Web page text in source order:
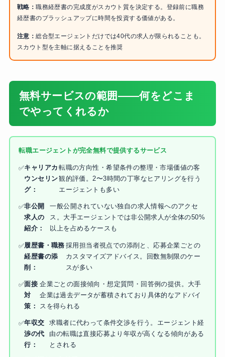
戦略：職務経歴書の完成度がスカウト質を決定する。登録前に職務
経歴書のブラッシュアップに時間を投資する価値がある。
注意：総合型エージェントだけでは40代の求人が限られることも。
スカウト型を主軸に据えることを推奨
無料サービスの範囲——何をどこま
でやってくれるか
転職エージェントが完全無料で提供するサービス
キャリアカ
ウンセリン
グ：
転職の方向性・希望条件の整理・市場価値の客
観的評価。2〜3時間の丁寧なヒアリングを行う
エージェントも多い
非公開
求人の
紹介：
一般公開されていない独自の求人情報へのアクセ
ス。大手エージェントでは非公開求人が全体の50%
以上を占めるケースも
履歴書・職務
経歴書の添
削：
採用担当者視点での添削と、応募企業ごとの
カスタマイズアドバイス。回数無制限のケー
スが多い
面接
対
策：
企業ごとの面接傾向・想定質問・回答例の提供。大手
企業は過去データが蓄積されており具体的なアドバイ
スを得られる
年収交
渉の代
行：
求職者に代わって条件交渉を行う。エージェント経
由の転職は直接応募より年収が高くなる傾向がある
とされる